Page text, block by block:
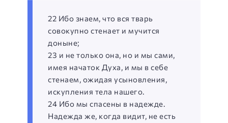
22 Ибо знаем, что вся тварь
совокупно стенает и мучится
доныне;
23 и не только она, но и мы сами,
имея начаток Духа, и мы в себе
стенаем, ожидая усыновления,
искупления тела нашего.
24 Ибо мы спасены в надежде.
Надежда же, когда видит, не есть